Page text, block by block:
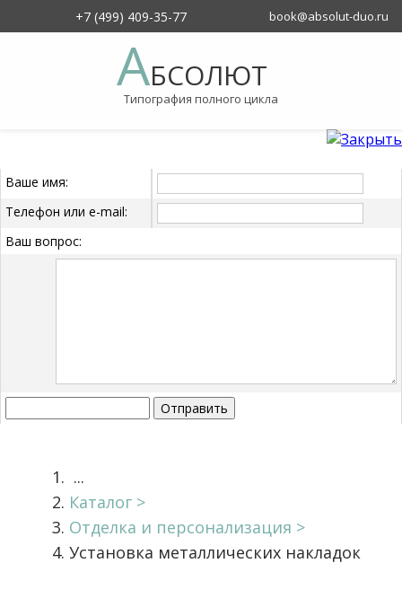
+7 (499) 409-35-77
О компании
book@absolut-duo.ru
АБСОЛЮТ
Типография полного цикла
Ваше имя:
Телефон или e-mail:
Ваш вопрос:
...
Каталог
Отделка и персонализация
Установка металлических накладок